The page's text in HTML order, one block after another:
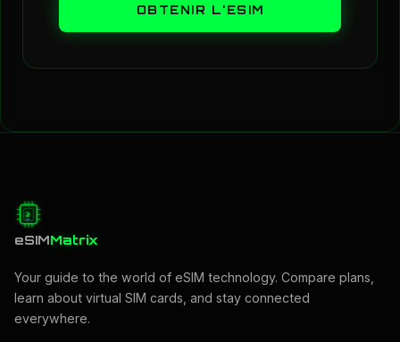
OBTENIR L'ESIM
eSIMMatrix
Your guide to the world of eSIM technology. Compare plans,
learn about virtual SIM cards, and stay connected
everywhere.